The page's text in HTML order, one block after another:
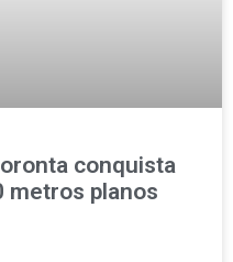
conquista
metros planos